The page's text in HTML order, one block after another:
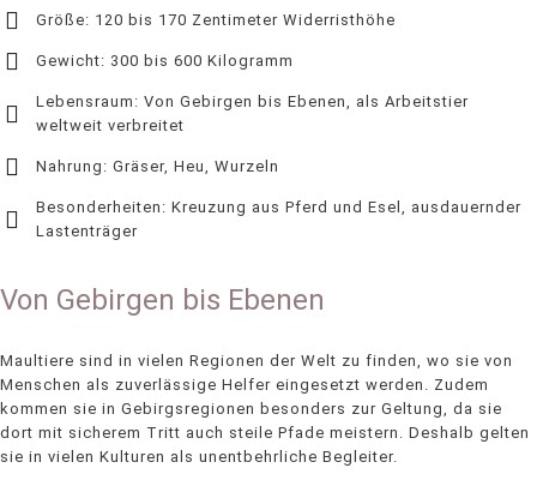
Größe: 120 bis 170 Zentimeter Widerristhöhe
Gewicht: 300 bis 600 Kilogramm
Lebensraum: Von Gebirgen bis Ebenen, als Arbeitstier
weltweit verbreitet
Nahrung: Gräser, Heu, Wurzeln
Besonderheiten: Kreuzung aus Pferd und Esel, ausdauernder
Lastenträger
Von Gebirgen bis Ebenen
Maultiere sind in vielen Regionen der Welt zu finden, wo sie von
Menschen als zuverlässige Helfer eingesetzt werden. Zudem
kommen sie in Gebirgsregionen besonders zur Geltung, da sie
dort mit sicherem Tritt auch steile Pfade meistern. Deshalb gelten
sie in vielen Kulturen als unentbehrliche Begleiter.